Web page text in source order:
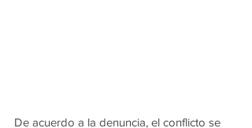
De acuerdo a la denuncia, el conflicto se